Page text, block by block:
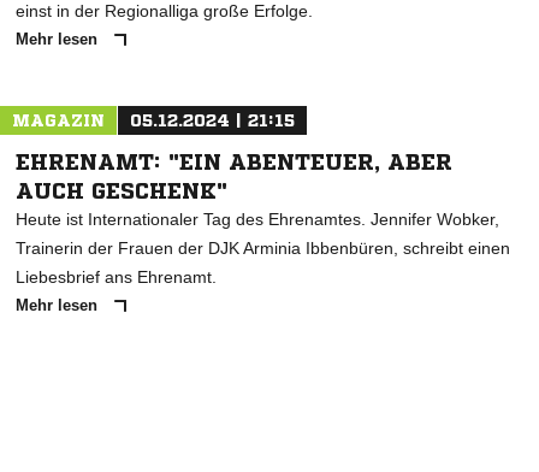
einst in der Regionalliga große Erfolge.
Mehr lesen
MAGAZIN 05.12.2024 | 21:15
EHRENAMT: "EIN ABENTEUER, ABER
AUCH GESCHENK"
Heute ist Internationaler Tag des Ehrenamtes. Jennifer Wobker,
Trainerin der Frauen der DJK Arminia Ibbenbüren, schreibt einen
Liebesbrief ans Ehrenamt.
Mehr lesen